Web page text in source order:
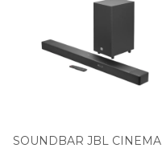
SOUNDBAR JBL CINEMA